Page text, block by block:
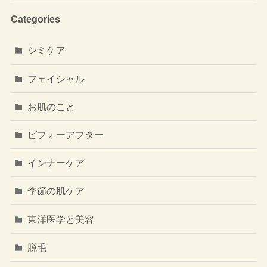
Categories
シミケア
フェイシャル
お肌のこと
ビフォーアフター
インナーケア
季節の肌ケア
東洋医学と美容
脱毛